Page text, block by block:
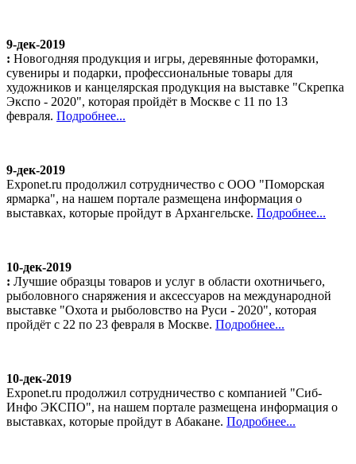
9-дек-2019
: Новогодняя продукция и игры, деревянные фоторамки,
сувениры и подарки, профессиональные товары для
художников и канцелярская продукция на выставке "Скрепка
Экспо - 2020", которая пройдёт в Москве с 11 по 13
февраля. Подробнее...
9-дек-2019
Exponet.ru продолжил сотрудничество с ООО "Поморская
ярмарка", на нашем портале размещена информация о
выставках, которые пройдут в Архангельске. Подробнее...
10-дек-2019
: Лучшие образцы товаров и услуг в области охотничьего,
рыболовного снаряжения и аксессуаров на международной
выставке "Охота и рыболовство на Руси - 2020", которая
пройдёт с 22 по 23 февраля в Москве. Подробнее...
10-дек-2019
Exponet.ru продолжил сотрудничество с компанией "Сиб-
Инфо ЭКСПО", на нашем портале размещена информация о
выставках, которые пройдут в Абакане. Подробнее...